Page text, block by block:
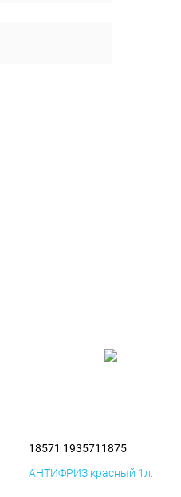
18571 1935711875
АНТИФРИЗ красный 1л.